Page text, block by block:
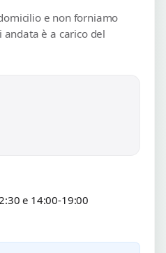
e non forniamo
è a carico del
e 14:00-19:00